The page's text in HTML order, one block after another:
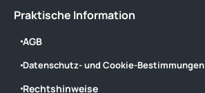
Praktische Information
AGB
Datenschutz- und Cookie-Bestimmungen
Rechtshinweise